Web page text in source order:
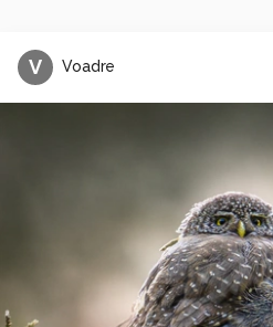
V Voadre